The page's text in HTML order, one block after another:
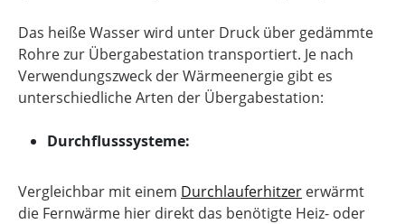
Das heiße Wasser wird unter Druck über gedämmte
Rohre zur Übergabestation transportiert. Je nach
Verwendungszweck der Wärmeenergie gibt es
unterschiedliche Arten der Übergabestation:
Durchflusssysteme:
Vergleichbar mit einem Durchlauferhitzer erwärmt
die Fernwärme hier direkt das benötigte Heiz- oder